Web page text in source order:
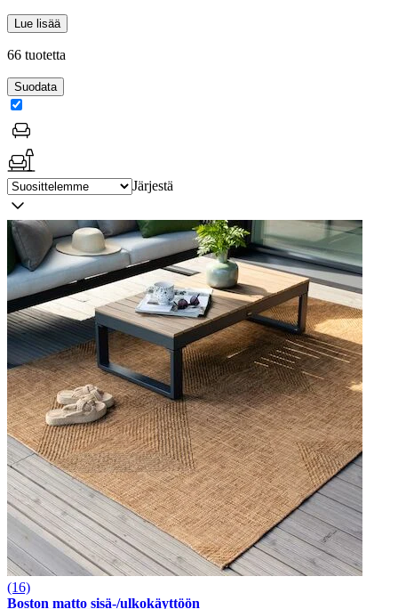
Lue lisää
66 tuotetta
Suodata
Järjestä
(16)
Boston matto sisä-/ulkokäyttöön